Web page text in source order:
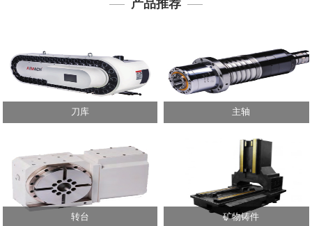
态
技
术
中
心
产品推荐
刀库 主轴
转台 矿物铸件